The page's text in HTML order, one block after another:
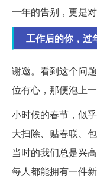
一年的告别，更是
工作后的你，过
谢邀。看到这个问
位有心，那便泡上
小时候的春节，似
大扫除、贴春联、
当时的我们总是兴
每人都能拥有一件